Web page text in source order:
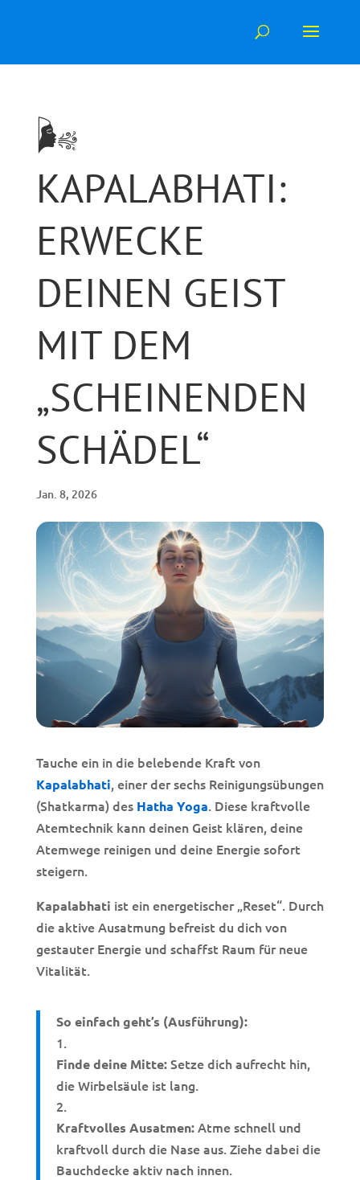
🌬️
KAPALABHATI:
ERWECKE
DEINEN GEIST
MIT DEM
„SCHEINENDEN
SCHÄDEL“
Jan. 8, 2026
Tauche ein in die belebende Kraft von
Kapalabhati, einer der sechs Reinigungsübungen
(Shatkarma) des Hatha Yoga. Diese kraftvolle
Atemtechnik kann deinen Geist klären, deine
Atemwege reinigen und deine Energie sofort
steigern.
Kapalabhati ist ein energetischer „Reset“. Durch
die aktive Ausatmung befreist du dich von
gestauter Energie und schaffst Raum für neue
Vitalität.
So einfach geht’s (Ausführung):
Finde deine Mitte:Setze dich aufrecht hin,
die Wirbelsäule ist lang.
Kraftvolles Ausatmen:Atme schnell und
kraftvoll durch die Nase aus. Ziehe dabei die
Bauchdecke aktiv nach innen.